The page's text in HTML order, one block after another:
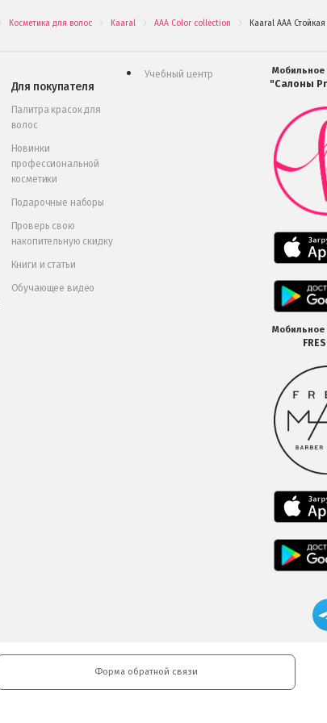
Косметика для волос Kaaral AAA Color collection Kaaral AAA
Для покупателя
Палитра красок для
волос
Новинки
профессиональной
косметики
Подарочные наборы
Проверь свою
накопительную скидку
Книги и статьи
Обучающее видео
Учебный центр Мобильное
"Салоны
Мобильное
Форма обратной связи